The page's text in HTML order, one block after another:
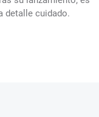
detalle cuidado.